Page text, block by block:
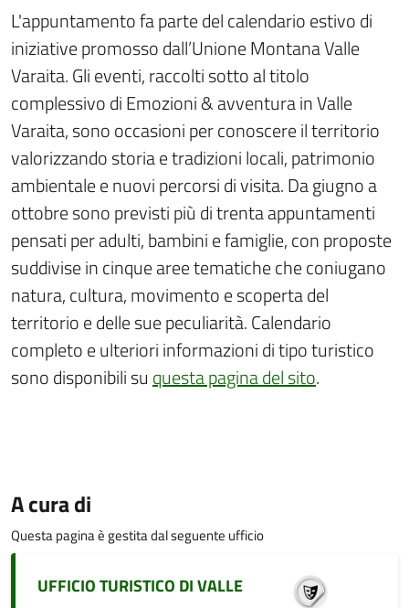
L'appuntamento fa parte del calendario estivo di
iniziative promosso dall’Unione Montana Valle
Varaita. Gli eventi, raccolti sotto al titolo
complessivo di Emozioni & avventura in Valle
Varaita, sono occasioni per conoscere il territorio
valorizzando storia e tradizioni locali, patrimonio
ambientale e nuovi percorsi di visita. Da giugno a
ottobre sono previsti più di trenta appuntamenti
pensati per adulti, bambini e famiglie, con proposte
suddivise in cinque aree tematiche che coniugano
natura, cultura, movimento e scoperta del
territorio e delle sue peculiarità. Calendario
completo e ulteriori informazioni di tipo turistico
sono disponibili su questa pagina del sito.
A cura di
Questa pagina è gestita dal seguente ufficio
UFFICIO TURISTICO DI VALLE